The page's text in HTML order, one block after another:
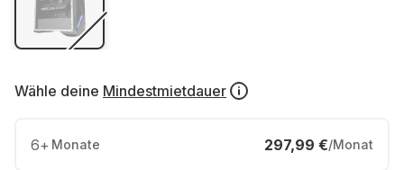
Wähle deine Mindestmietdauer
6+ Monate 297,99 €/Monat